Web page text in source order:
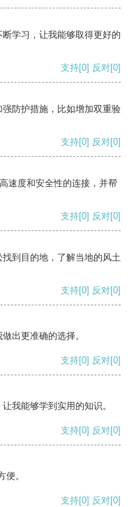
学习，让我能够取得更好的
支持[0] 反对[0]
防护措施，比如增加双重验
支持[0] 反对[0]
速度和安全性的连接，并帮
支持[0] 反对[0]
到目的地，了解当地的风土
支持[0] 反对[0]
出更准确的选择。
支持[0] 反对[0]
我能够学到实用的知识。
支持[0] 反对[0]
。
支持[0] 反对[0]